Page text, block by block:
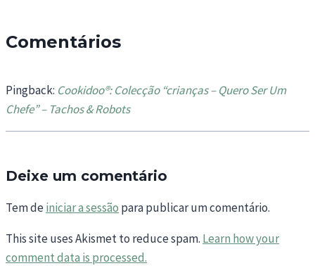
Comentários
Pingback: Cookidoo®: Colecção “crianças – Quero Ser Um
Chefe” – Tachos & Robots
Deixe um comentário
Tem deiniciar a sessão para publicar um comentário.
This site uses Akismet to reduce spam. Learn how your
comment data is processed.